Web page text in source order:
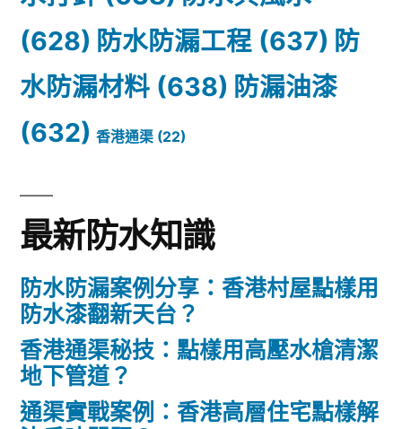
(628) 防水防漏工程 (637) 防
水防漏材料 (638) 防漏油漆
(632) 香港通渠 (22)
最新防水知識
防水防漏案例分享：香港村屋點樣用
防水漆翻新天台？
香港通渠秘技：點樣用高壓水槍清潔
地下管道？
通渠實戰案例：香港高層住宅點樣解